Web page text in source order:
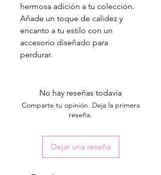
hermosa adición a tu colección.
Añade un toque de calidez y
encanto a tu estilo con un
accesorio diseñado para
perdurar.
No hay reseñas todavía
Comparte tu opinión. Deja la primera
reseña.
Dejar una reseña